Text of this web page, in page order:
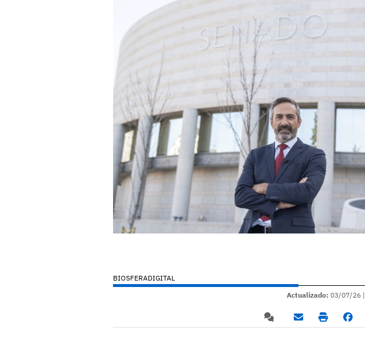
BIOSFERADIGITAL
Actualizado: 03/07/26 |